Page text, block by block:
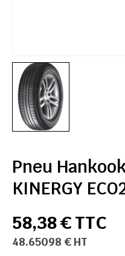
Pneu
KINERGY
58,38 € TTC
48.65098 € HT